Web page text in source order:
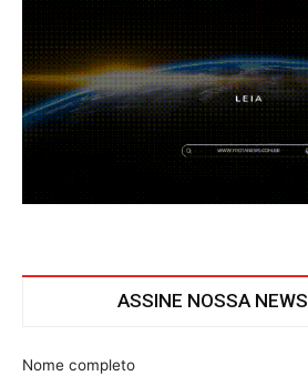
ASSINE NOSSA
Nome completo